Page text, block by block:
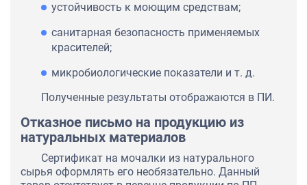
устойчивость к моющим средствам;
санитарная безопасность применяемых
красителей;
микробиологические показатели и т. д.
Полученные результаты отображаются в ПИ.
Отказное письмо на продукцию из
натуральных материалов
Сертификат на мочалки из натурального
сырья оформлять его необязательно. Данный